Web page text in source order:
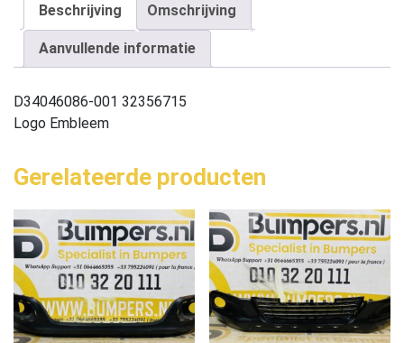
Beschrijving Omschrijving
Aanvullende informatie
D34046086-001 32356715
Logo Embleem
Gerelateerde producten